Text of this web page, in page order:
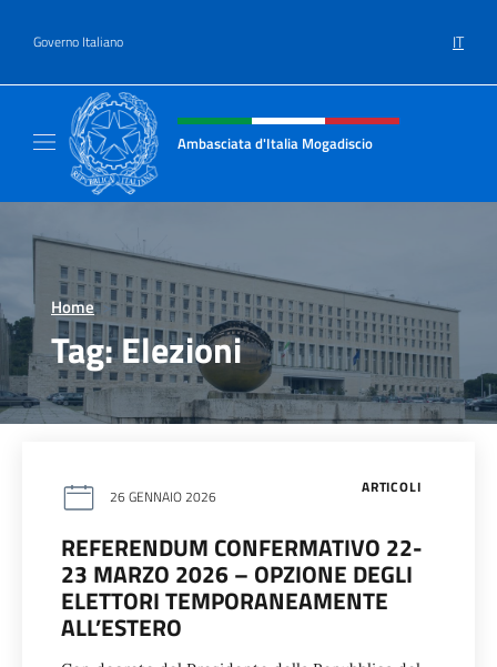
Governo Italiano IT
Intestazione sito, social e menù
Ambasciata d'Italia Mogadiscio
Home >
Tag:Elezioni
ARTICOLI
26 GENNAIO 2026
REFERENDUM CONFERMATIVO 22-
23 MARZO 2026 – OPZIONE DEGLI
ELETTORI TEMPORANEAMENTE
ALL’ESTERO